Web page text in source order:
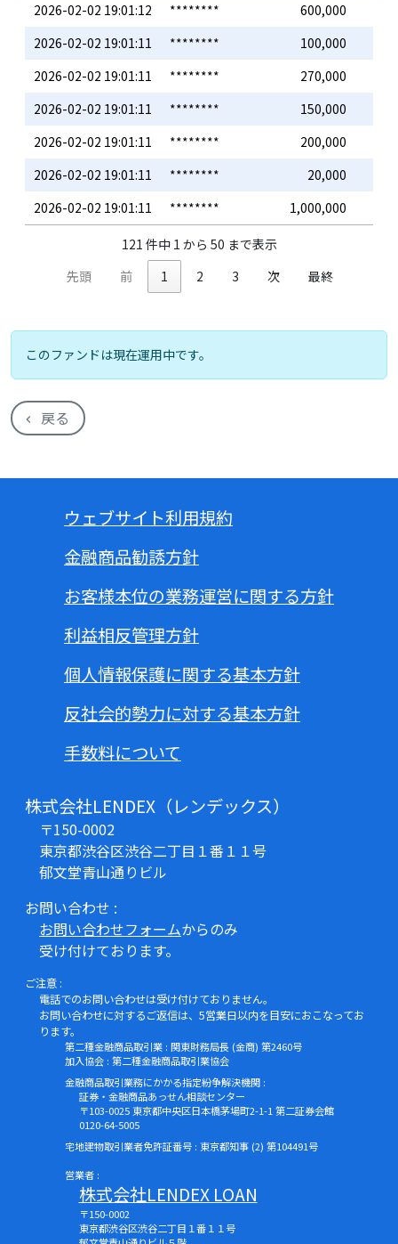
2026-02-02 19:01:12
********
600,000
2026-02-02 19:01:11
********
100,000
2026-02-02 19:01:11
********
270,000
2026-02-02 19:01:11
********
150,000
2026-02-02 19:01:11
********
200,000
2026-02-02 19:01:11
********
20,000
2026-02-02 19:01:11
******** 1,000,000
121 件中 1 から 50 まで表示
先頭
前 1 2 3 次 最終
このファンドは現在運用中です。
戻る
ウェブサイト利用規約
金融商品勧誘方針
お客様本位の業務運営に関する方針
利益相反管理方針
個人情報保護に関する基本方針
反社会的勢力に対する基本方針
手数料について
株式会社LENDEX（レンデックス）
〒150-0002
東京都渋谷区渋谷二丁目１番１１号
郁文堂青山通りビル
お問い合わせ :
お問い合わせフォームからのみ
受け付けております。
ご注意 :
電話でのお問い合わせは受け付けておりません。
お問い合わせに対するご返信は、5営業日以内を目安におこなってお
ります。
第二種金融商品取引業 : 関東財務局長 (金商) 第2460号
加入協会 : 第二種金融商品取引業協会
金融商品取引業務にかかる指定紛争解決機関 :
証券・金融商品あっせん相談センター
〒103-0025 東京都中央区日本橋茅場町2-1-1 第二証券会館
0120-64-5005
宅地建物取引業者免許証番号 : 東京都知事 (2) 第104491号
営業者 :
株式会社LENDEX LOAN
〒150-0002
東京都渋谷区渋谷二丁目１番１１号